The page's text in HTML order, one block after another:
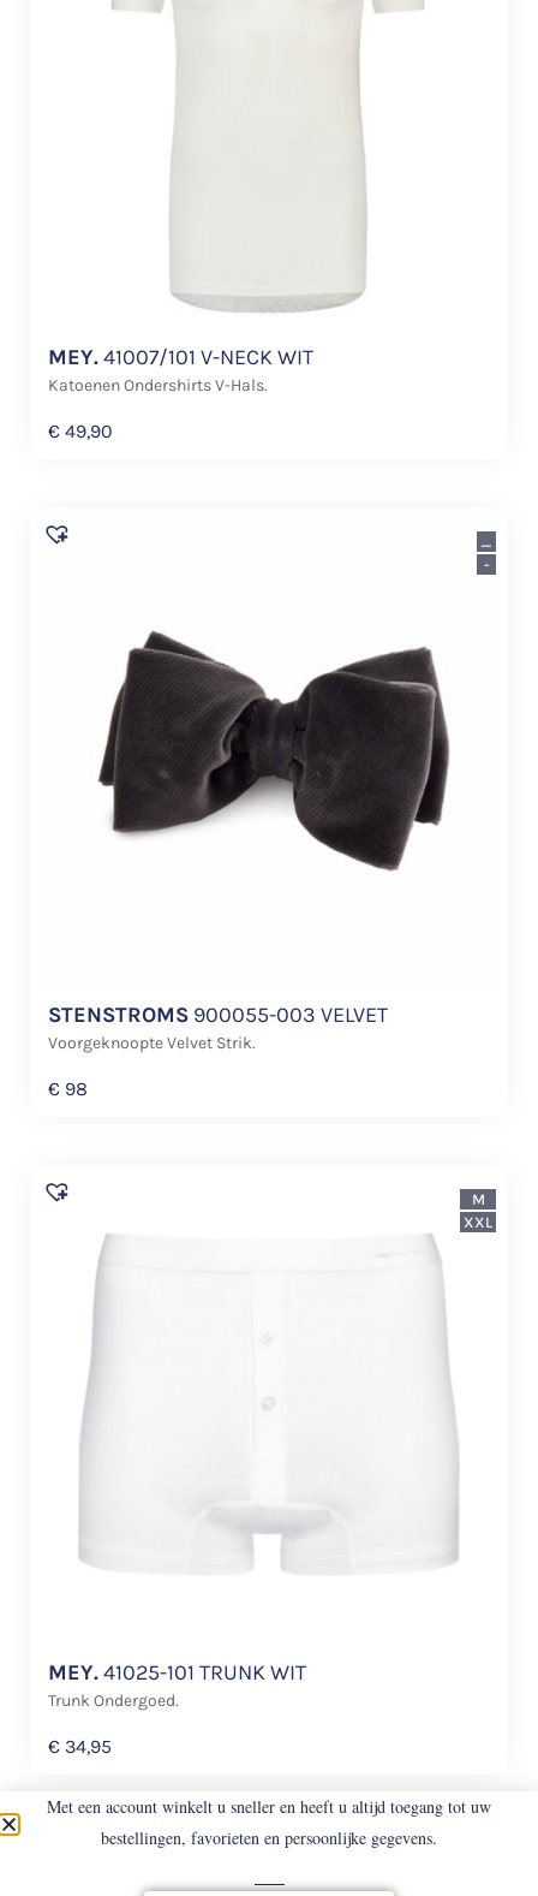
MEY.41007/101 V-NECK WIT
Katoenen Ondershirts V-Hals.
€ 49,90
STENSTROMS 900055-003 VELVET
Voorgeknoopte Velvet Strik.
€ 98
_
-
MEY.41025-101 TRUNK WIT
Trunk Ondergoed.
€ 34,95
M
XXL
Met een account winkelt u sneller en heeft u altijd toegang tot uw
bestellingen, favorieten en persoonlijke gegevens.